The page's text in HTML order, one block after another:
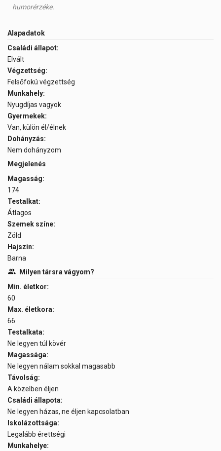
humorérzéke.
Alapadatok
Családi állapot:
Elvált
Végzettség:
Felsőfokú végzettség
Munkahely:
Nyugdíjas vagyok
Gyermekek:
Van, külön él/élnek
Dohányzás:
Nem dohányzom
Megjelenés
Magasság:
174
Testalkat:
Átlagos
Szemek színe:
Zöld
Hajszín:
Barna
Milyen társra vágyom?
Min. életkor:
60
Max. életkora:
66
Testalkata:
Ne legyen túl kövér
Magassága:
Ne legyen nálam sokkal magasabb
Távolság:
A közelben éljen
Családi állapota:
Ne legyen házas, ne éljen kapcsolatban
Iskolázottsága:
Legalább érettségi
Munkahelye: